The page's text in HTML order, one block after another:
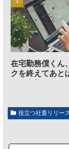
在宅勤務僕くん
クを終えてあと
役立つ社畜リリース